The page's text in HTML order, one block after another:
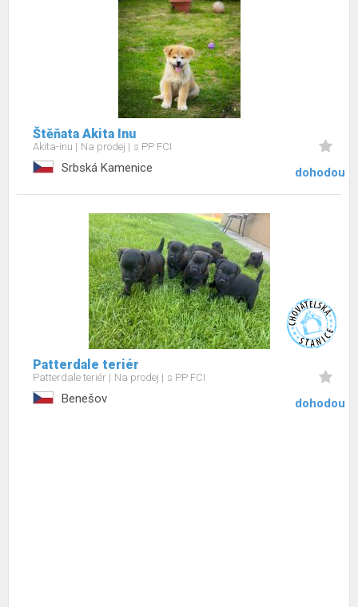
Štěňata Akita Inu
Akita-inu Na prodej s PP FCI
Srbská Kamenice dohodou
Patterdale teriér
Patterdale teriér Na prodej s PP FCI
Benešov dohodou